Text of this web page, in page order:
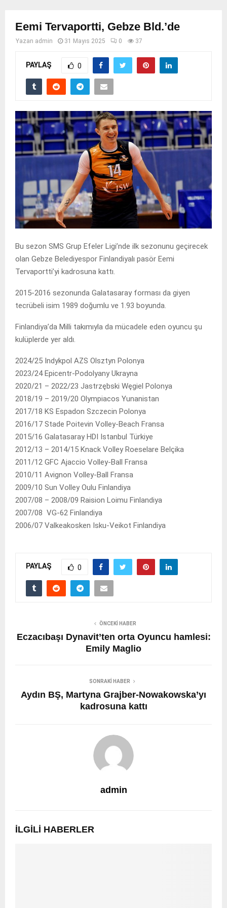
Eemi Tervaportti, Gebze Bld.’de
Yazan admin 31 Mayıs 2025 0 37
PAYLAŞ 0
Bu sezon SMS Grup Efeler Ligi’nde ilk sezonunu geçirecek
olan Gebze Belediyespor Finlandiyalı pasör Eemi
Tervaportti’yi kadrosuna kattı.
2015-2016 sezonunda Galatasaray forması da giyen
tecrübeli isim 1989 doğumlu ve 1.93 boyunda.
Finlandiya’da Milli takımıyla da mücadele eden oyuncu şu
kulüplerde yer aldı.
2024/25 Indykpol AZS Olsztyn Polonya
2023/24 Epicentr-Podolyany Ukrayna
2020/21 – 2022/23 Jastrzębski Węgiel Polonya
2018/19 – 2019/20 Olympiacos Yunanistan
2017/18 KS Espadon Szczecin Polonya
2016/17 Stade Poitevin Volley-Beach Fransa
2015/16 Galatasaray HDI Istanbul Türkiye
2012/13 – 2014/15 Knack Volley Roeselare Belçika
2011/12 GFC Ajaccio Volley-Ball Fransa
2010/11 Avignon Volley-Ball Fransa
2009/10 Sun Volley Oulu Finlandiya
2007/08 – 2008/09 Raision Loimu Finlandiya
2007/08 VG-62 Finlandiya
2006/07 Valkeakosken Isku-Veikot Finlandiya
PAYLAŞ 0
ÖNCEKI HABER
Eczacıbaşı Dynavit’ten orta Oyuncu hamlesi:
Emily Maglio
SONRAKI HABER
Aydın BŞ, Martyna Grajber-Nowakowska’yı
kadrosuna kattı
admin
İLGILI HABERLER